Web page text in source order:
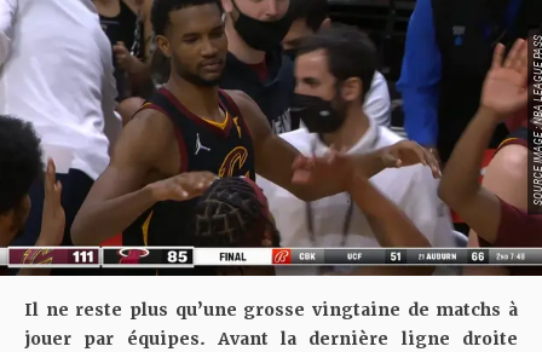
SOURCE
Il ne reste plus qu’une grosse vingtaine de matchs à
jouer par équipes. Avant la dernière ligne droite